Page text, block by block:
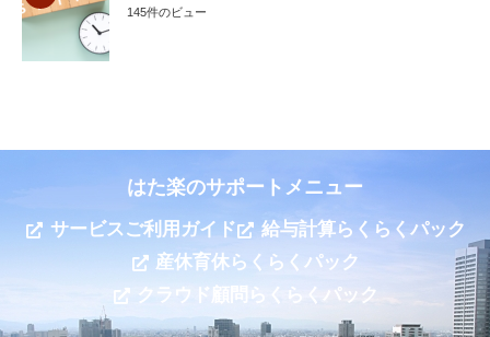
145件のビュー
はた楽のサポートメニュー
サービスご利用ガイド
給与計算らくらくパック
産休育休らくらくパック
クラウド顧問らくらくパック